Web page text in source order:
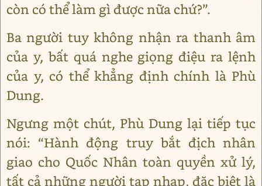
còn có thể làm gì được nữa chứ?”.
Ba người tuy không nhận ra thanh âm
của y, bất quá nghe giọng điệu ra lệnh
của y, có thể khẳng định chính là Phù
Dung.
Ngưng một chút, Phù Dung lại tiếp tục
nói: “Hành động truy bắt địch nhân
giao cho Quốc Nhân toàn quyền xử lý,
tất cả những người tạp nhạp, đặc biệt là